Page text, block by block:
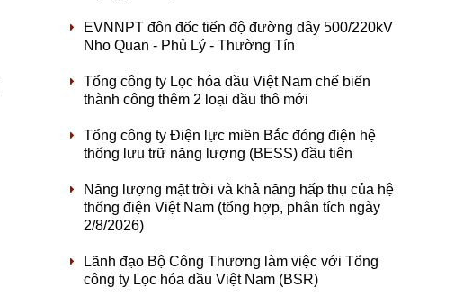
EVNNPT đôn đốc tiến độ đường dây 500/220kV
Nho Quan - Phủ Lý - Thường Tín
Tổng công ty Lọc hóa dầu Việt Nam chế biến
thành công thêm 2 loại dầu thô mới
Tổng công ty Điện lực miền Bắc đóng điện hệ
thống lưu trữ năng lượng (BESS) đầu tiên
Năng lượng mặt trời và khả năng hấp thụ của hệ
thống điện Việt Nam (tổng hợp, phân tích ngày
2/8/2026)
Lãnh đạo Bộ Công Thương làm việc với Tổng
công ty Lọc hóa dầu Việt Nam (BSR)